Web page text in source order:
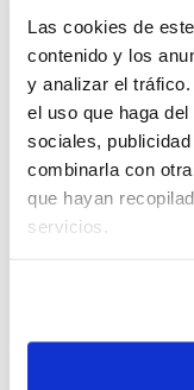
Las cookies de
contenido y los
y analizar el
el uso que haga
sociales,
combinarla con
que hayan
servicios.
Ver
Agregar